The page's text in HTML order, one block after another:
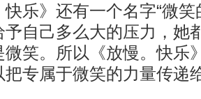
乐》还有一个名字“微笑
自己多么大的压力，她
微笑。所以《放慢。快乐
专属于微笑的力量传递